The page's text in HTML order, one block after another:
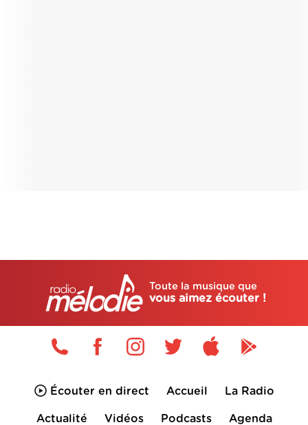
Toute la musique que
vous aimez écouter !
Écouter en direct Accueil La Radio
Actualité Vidéos Podcasts Agenda